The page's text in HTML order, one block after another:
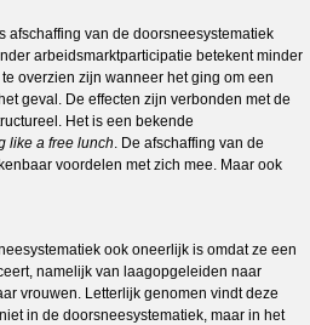
afschaffing van de doorsneesystematiek
arbeidsmarktparticipatie betekent minder
overzien zijn wanneer het ging om een
geval. De effecten zijn verbonden met de
Het is een bekende
like a free lunch. De afschaffing van de
voordelen met zich mee. Maar ook
ook oneerlijk is omdat ze een
namelijk van laagopgeleiden naar
vrouwen. Letterlijk genomen vindt deze
in de doorsneesystematiek, maar in het